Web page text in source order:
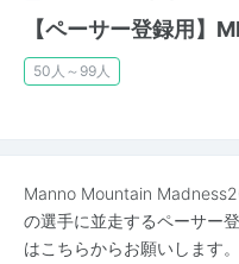
【ペーサー登録用】
50人～99人
Manno Mountain
の選手に並走するペーサー
はこちらからお願いします